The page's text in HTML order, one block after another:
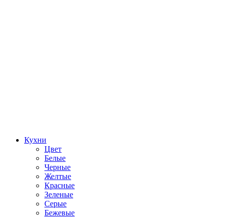
Кухни
Цвет
Белые
Черные
Желтые
Красные
Зеленые
Серые
Бежевые